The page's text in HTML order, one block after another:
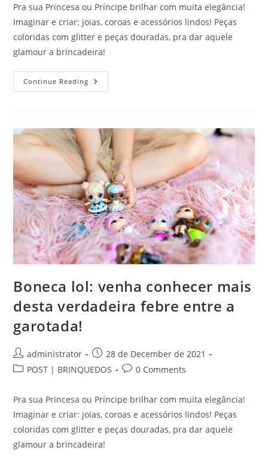
Pra sua Princesa ou Príncipe brilhar com muita elegância!
Imaginar e criar: joias, coroas e acessórios lindos! Peças
coloridas com glitter e peças douradas, pra dar aquele
glamour a brincadeira!
Continue Reading A
Casinha
De
2021
Com
Muita
Gratidão
Àqueles
Que
Colaboraram
Para
O
Crescimento
Do
Nosso
Sonho
E
Deseja
A
Um
2022
De
Muita
Boneca lol: venha conhecer mais
desta verdadeira febre entre a
garotada!
Post
author:
administrator
Post
published:
28 de December de 2021
PostPOST | BRINQUEDOS
Post0 Comments
Pra sua Princesa ou Príncipe brilhar com muita elegância!
Imaginar e criar: joias, coroas e acessórios lindos! Peças
coloridas com glitter e peças douradas, pra dar aquele
glamour a brincadeira!